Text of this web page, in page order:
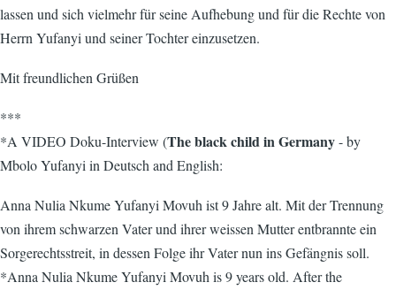
lassen und sich vielmehr für seine Aufhebung und für die Rechte von
Herrn Yufanyi und seiner Tochter einzusetzen.
Mit freundlichen Grüßen
***
*A VIDEO Doku-Interview (The black child in Germany- by
Mbolo Yufanyi in Deutsch and English:
Anna Nulia Nkume Yufanyi Movuh ist 9 Jahre alt. Mit der Trennung
von ihrem schwarzen Vater und ihrer weissen Mutter entbrannte ein
Sorgerechtsstreit, in dessen Folge ihr Vater nun ins Gefängnis soll.
*Anna Nulia Nkume Yufanyi Movuh is 9 years old. After the